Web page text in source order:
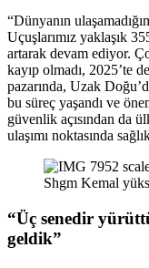
“Dünyanın
Uçuşlarımız yaklaşık
artarak devam ediyor.
kayıp olmadı, 2025’te
pazarında, Uzak
bu süreç yaşandı ve
güvenlik açısından da
ulaşımı noktasında
Shgm Kemal
“Üç senedir
geldik”